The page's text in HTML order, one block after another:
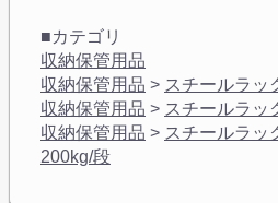
■カテゴリ
収納保管用品
収納保管用品 > スチールラッ
収納保管用品 > スチールラッ
収納保管用品 > スチールラッ
200kg/段